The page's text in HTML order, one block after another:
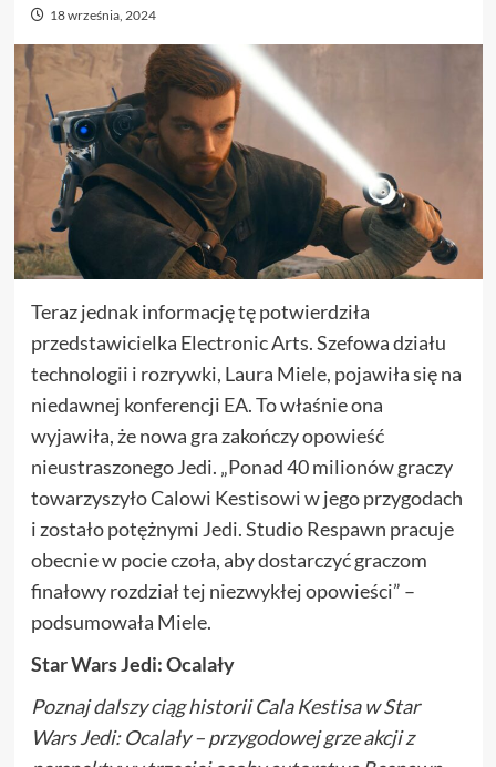
18 września, 2024
Teraz jednak informację tę potwierdziła
przedstawicielka Electronic Arts. Szefowa działu
technologii i rozrywki, Laura Miele, pojawiła się na
niedawnej konferencji EA. To właśnie ona
wyjawiła, że nowa gra zakończy opowieść
nieustraszonego Jedi. „Ponad 40 milionów graczy
towarzyszyło Calowi Kestisowi w jego przygodach
i zostało potężnymi Jedi. Studio Respawn pracuje
obecnie w pocie czoła, aby dostarczyć graczom
finałowy rozdział tej niezwykłej opowieści” –
podsumowała Miele.
Star Wars Jedi: Ocalały
Poznaj dalszy ciąg historii Cala Kestisa w Star
Wars Jedi: Ocalały – przygodowej grze akcji z